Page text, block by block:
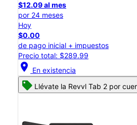
$12.09 al mes
por 24 meses
Hoy
$0.00
de pago inicial + impuestos
Precio total: $289.99
location_on En existencia
Llévate la Revvl Tab 2 por